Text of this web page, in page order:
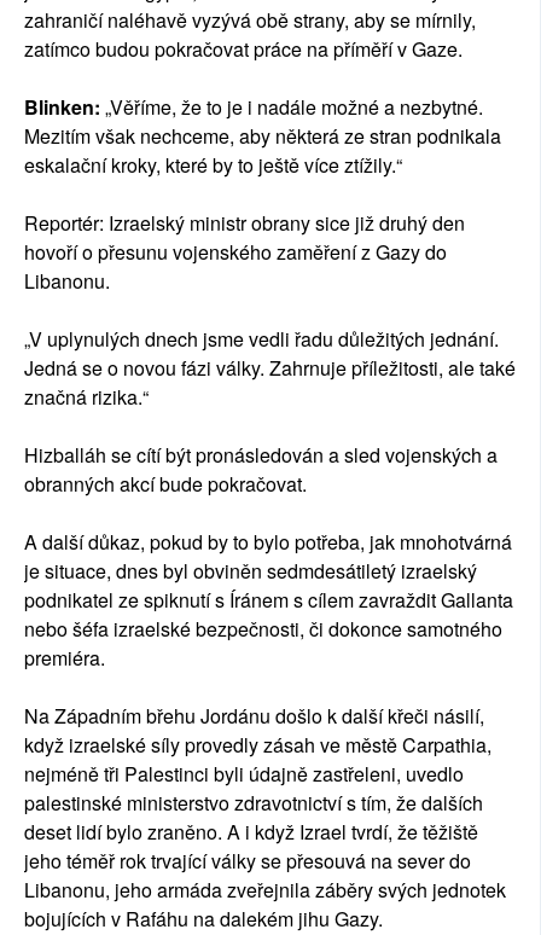
zahraničí naléhavě vyzývá obě strany, aby se mírnily,
zatímco budou pokračovat práce na příměří v Gaze.
Blinken: „Věříme, že to je i nadále možné a nezbytné.
Mezitím však nechceme, aby některá ze stran podnikala
eskalační kroky, které by to ještě více ztížily.“
Reportér: Izraelský ministr obrany sice již druhý den
hovoří o přesunu vojenského zaměření z Gazy do
Libanonu.
„V uplynulých dnech jsme vedli řadu důležitých jednání.
Jedná se o novou fázi války. Zahrnuje příležitosti, ale také
značná rizika.“
Hizballáh se cítí být pronásledován a sled vojenských a
obranných akcí bude pokračovat.
A další důkaz, pokud by to bylo potřeba, jak mnohotvárná
je situace, dnes byl obviněn sedmdesátiletý izraelský
podnikatel ze spiknutí s Íránem s cílem zavraždit Gallanta
nebo šéfa izraelské bezpečnosti, či dokonce samotného
premiéra.
Na Západním břehu Jordánu došlo k další křeči násilí,
když izraelské síly provedly zásah ve městě Carpathia,
nejméně tři Palestinci byli údajně zastřeleni, uvedlo
palestinské ministerstvo zdravotnictví s tím, že dalších
deset lidí bylo zraněno. A i když Izrael tvrdí, že těžiště
jeho téměř rok trvající války se přesouvá na sever do
Libanonu, jeho armáda zveřejnila záběry svých jednotek
bojujících v Rafáhu na dalekém jihu Gazy.